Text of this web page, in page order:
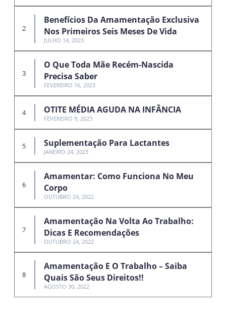
Benefícios Da Amamentação Exclusiva
Nos Primeiros Seis Meses De Vida
JULHO 14, 2023
O Que Toda Mãe Recém-Nascida
Precisa Saber
FEVEREIRO 16, 2023
OTITE MÉDIA AGUDA NA INFÂNCIA
FEVEREIRO 9, 2023
Suplementação Para Lactantes
JANEIRO 24, 2023
Amamentar: Como Funciona No Meu
Corpo
OUTUBRO 24, 2022
Amamentação Na Volta Ao Trabalho:
Dicas E Recomendações
OUTUBRO 24, 2022
Amamentação E O Trabalho – Saiba
Quais São Seus Direitos!!
AGOSTO 30, 2022